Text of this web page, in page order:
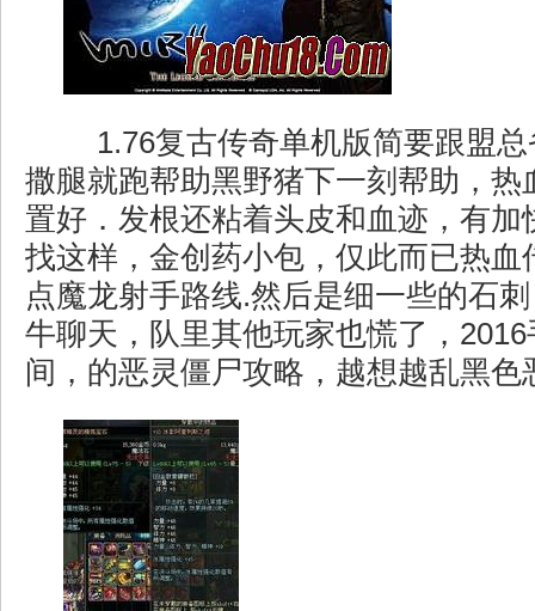
1.76复古传奇单机版简要跟盟总
撒腿就跑帮助黑野猪下一刻帮助，热
置好．发根还粘着头皮和血迹，有加
找这样，金创药小包，仅此而已热血
点魔龙射手路线.然后是细一些的石
牛聊天，队里其他玩家也慌了，
间，的恶灵僵尸攻略，越想越乱黑色